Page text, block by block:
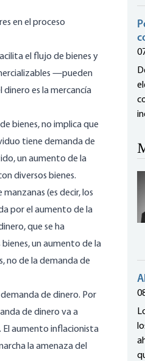
en el proceso
el flujo de bienes y
—pueden
es la mercancía
bienes, no implica que
tiene demanda de
un aumento de la
diversos bienes.
(es decir, los
por el aumento de la
que se ha
un aumento de la
no de la demanda de
de dinero. Por
de dinero va a
aumento inflacionista
la amenaza del